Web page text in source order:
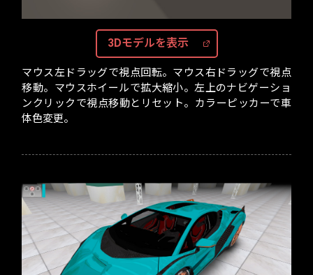
3Dモデルを表示
マウス左ドラッグで視点回転。マウス右ドラッグで視点
移動。マウスホイールで拡大縮小。左上のナビゲーショ
ンクリックで視点移動とリセット。カラーピッカーで車
体色変更。